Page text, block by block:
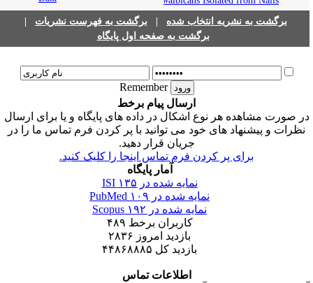
برگشت به نشریه انتخاب شده| برگشت به فهرست نشریات|
برگشت به صفحه اول پایگاه
Remember
ارسال پیام برخط
صورت مشاهده هر نوع اشکال در داده های پایگاه و یا برای ارسال
نظرات و پیشنهاد های خود می توانید با پر کردن فرم تماس ما را در
جریان قرار دهید.
برای پر کردن فرم تماس اینجا را کلیک کنید.
آمار پایگاه
نمایه شده در ISI۱۳۵
نمایه شده در PubMed۱۰۹
نمایه شده در Scopus۱۹۲
کاربران برخط۴۸۹
بازدید امروز۲۸۳۶
بازدید کل ۴۴۸۶۸۸۸۵
اطلاعات تماس